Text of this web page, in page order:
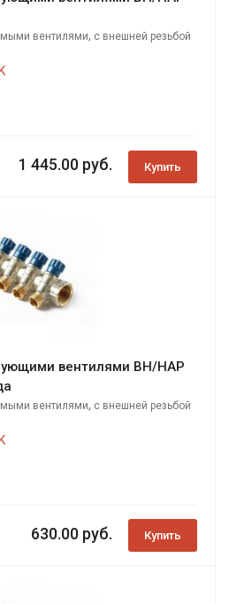
вентилями, с внешней резьбой
1 445.00 руб. Купить
вентилями ВН/НАР
вентилями, с внешней резьбой
630.00 руб. Купить